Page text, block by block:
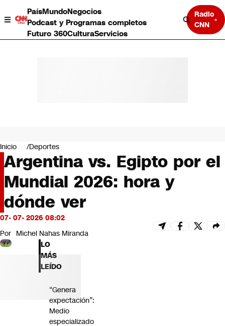
PaísMundoNegocios
Podcast y Programas completos
Futuro 360CulturaServicios
Radio
CNN
Negocios
Deportes
Programas completos
Cultura
Servicios
Bits
CNN tiempo
Futuro 360
Opinión
Inicio Deportes
Argentina vs. Egipto por el
Mundial 2026: hora y
dónde ver
07- 07- 2026 08:02
Por Michel Nahas Miranda
LO
MÁS
LEÍDO
“Genera
expectación”:
Medio
especializado